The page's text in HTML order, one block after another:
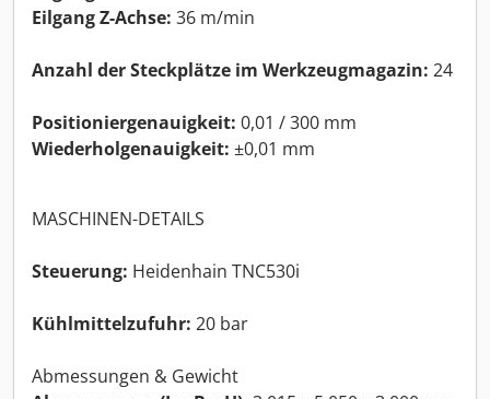
Eilgang Z-Achse: 36 m/min
Anzahl der Steckplätze im Werkzeugmagazin: 24
Positioniergenauigkeit: 0,01 / 300 mm
Wiederholgenauigkeit: ±0,01 mm
MASCHINEN-DETAILS
Steuerung: Heidenhain TNC530i
Kühlmittelzufuhr: 20 bar
Abmessungen & Gewicht